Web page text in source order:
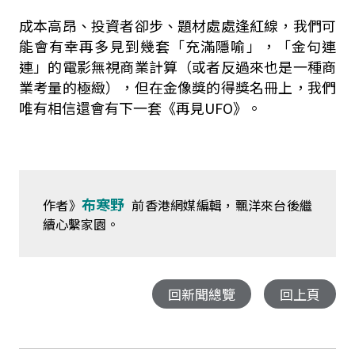
成本高昂、投資者卻步、題材處處逢紅線，我們可
能會有幸再多見到幾套「充滿隱喻」，「金句連
連」的電影無視商業計算（或者反過來也是一種商
業考量的極緻），但在金像獎的得獎名冊上，我們
唯有相信還會有下一套《再見UFO》。
作者》 布寒野 前香港網媒編輯，飄洋來台後繼
續心繫家園。
回新聞總覽 回上頁